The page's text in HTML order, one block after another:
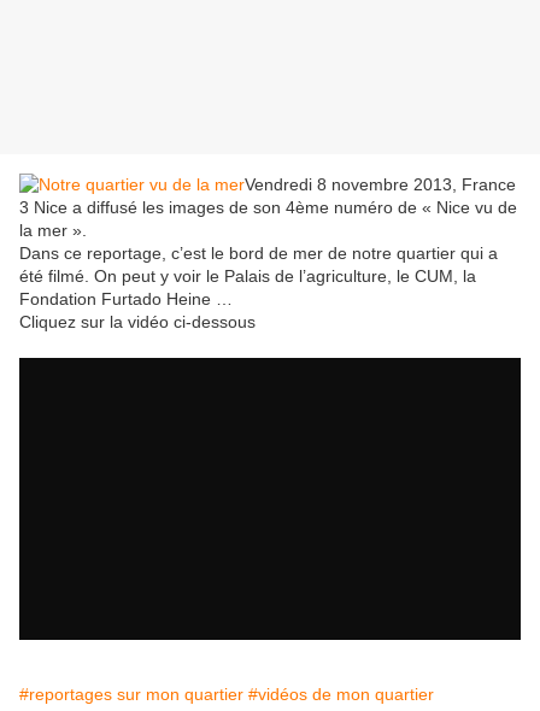
Vendredi 8 novembre 2013, France
3 Nice a diffusé les images de son 4ème numéro de « Nice vu de
la mer ».
Dans ce reportage, c’est le bord de mer de notre quartier qui a
été filmé. On peut y voir le Palais de l’agriculture, le CUM, la
Fondation Furtado Heine …
Cliquez sur la vidéo ci-dessous
#reportages sur mon quartier #vidéos de mon quartier